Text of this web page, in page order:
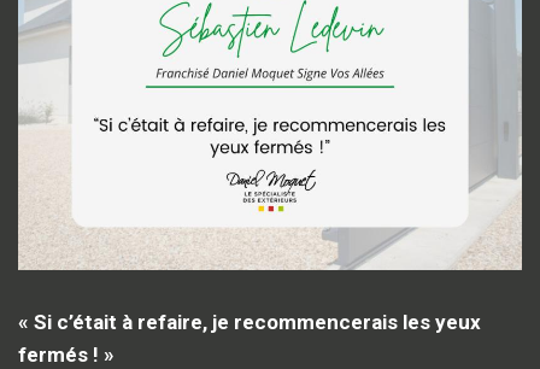
« Si c’était à refaire, je recommencerais les yeux
fermés ! »